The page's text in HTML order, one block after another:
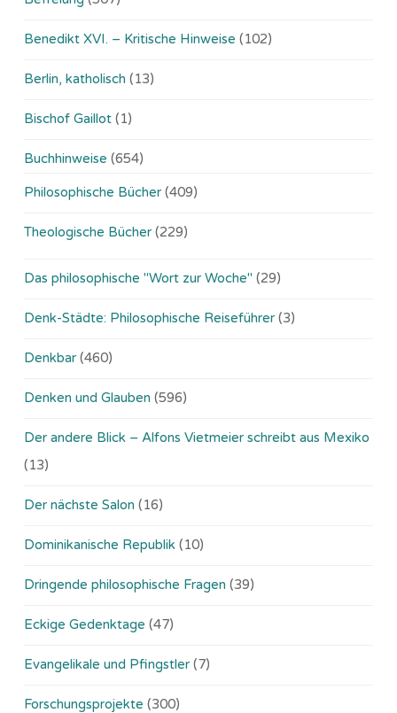
Benedikt XVI. – Kritische Hinweise (102)
Berlin, katholisch (13)
Bischof Gaillot (1)
Buchhinweise (654)
Philosophische Bücher (409)
Theologische Bücher (229)
Das philosophische "Wort zur Woche" (29)
Denk-Städte: Philosophische Reiseführer (3)
Denkbar (460)
Denken und Glauben (596)
Der andere Blick – Alfons Vietmeier schreibt aus Mexiko
(13)
Der nächste Salon (16)
Dominikanische Republik (10)
Dringende philosophische Fragen (39)
Eckige Gedenktage (47)
Evangelikale und Pfingstler (7)
Forschungsprojekte (300)